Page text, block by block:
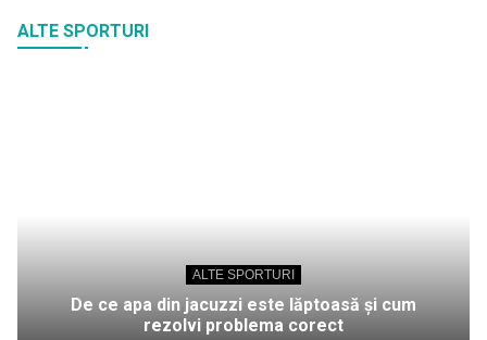
ALTE SPORTURI
ALTE SPORTURI
De ce apa din jacuzzi este lăptoasă și cum
rezolvi problema corect